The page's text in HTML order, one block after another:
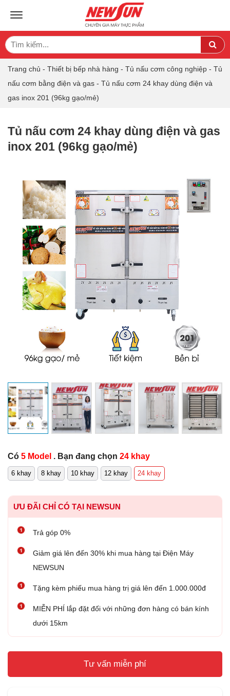
TOGGLE NAVIGATION
Search
for:
Trang chủ - Thiết bị bếp nhà hàng - Tủ nấu cơm công nghiệp - Tủ
nấu cơm bằng điện và gas - Tủ nấu cơm 24 khay dùng điện và
gas inox 201 (96kg gạo/mẻ)
Tủ nấu cơm 24 khay dùng điện và gas
inox 201 (96kg gạo/mẻ)
Có 5 Model . Bạn đang chọn 24 khay
6 khay 8 khay 10 khay 12 khay 24 khay
ƯU ĐÃI CHỈ CÓ TẠI NEWSUN
Trả góp 0%
Giảm giá lên đến 30% khi mua hàng tại Điện Máy
NEWSUN
Tặng kèm phiếu mua hàng trị giá lên đến 1.000.000đ
MIỄN PHÍ lắp đặt đối với những đơn hàng có bán kính
dưới 15km
Tư vấn miễn phí